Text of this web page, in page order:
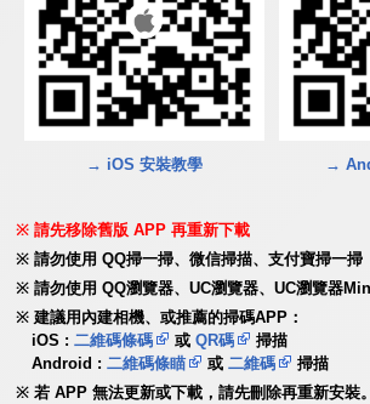
→ iOS 安裝教學 →
請先移除舊版 APP 再重新下載
請勿使用 QQ掃一掃、微信掃描、支付寶掃一掃
請勿使用 QQ瀏覽器、UC瀏覽器、UC瀏覽器
建議用內建相機、或推薦的掃碼APP：
iOS :二維碼條碼 或QR碼
掃描
Android :二維碼條瞄 或二維碼
掃描
若 APP 無法更新或下載，請先刪除再重新安裝